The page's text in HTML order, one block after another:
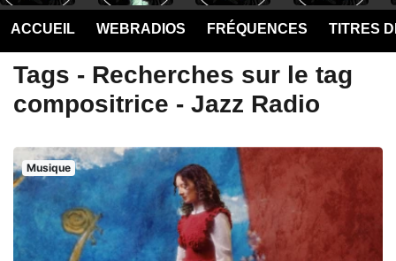
ACCUEIL WEBRADIOS FRÉQUENCES TITRES
Tags - Recherches sur le tag
compositrice - Jazz Radio
Musique